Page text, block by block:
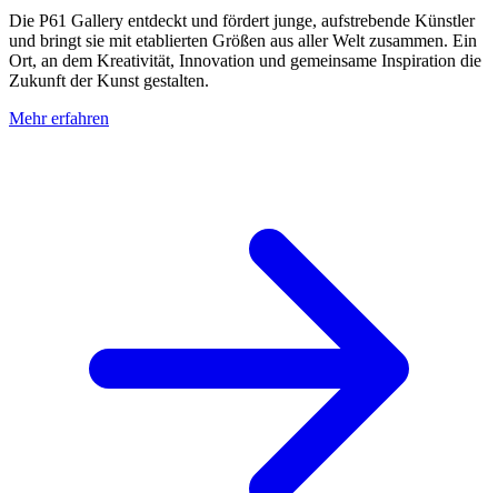
Die P61 Gallery entdeckt und fördert junge, aufstrebende Künstler
und bringt sie mit etablierten Größen aus aller Welt zusammen. Ein
Ort, an dem Kreativität, Innovation und gemeinsame Inspiration die
Zukunft der Kunst gestalten.
Mehr erfahren